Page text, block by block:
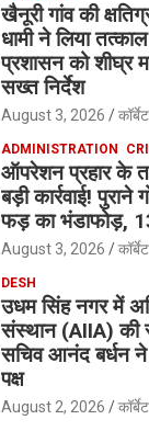
खैनूरी गांव की
धामी ने लिया
प्रशासन को शीघ्र
सख्त निर्देश
August 3, 2026
ADMINISTRATION
ऑपरेशन प्रहार के
बड़ी कार्रवाई!
फड़ का भंडाफोड़,
August 3, 2026
DESH
उधम सिंह नगर में
संस्थान (AIIA) की
सचिव आनंद बर्धन
पक्ष
August 2, 2026